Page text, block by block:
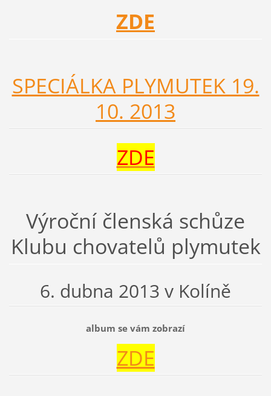
ZDE
SPECIÁLKA PLYMUTEK 19.
10. 2013
ZDE
Výroční členská schůze
Klubu chovatelů plymutek
6. dubna 2013 v Kolíně
album se vám zobrazí
ZDE